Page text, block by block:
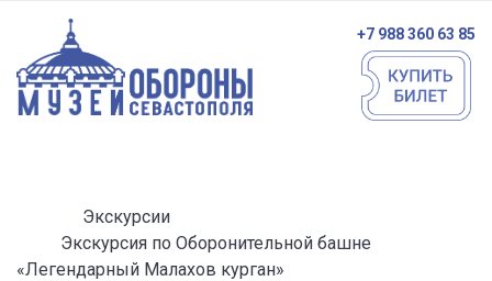
+7 988 360 63 85
Экскурсии
Экскурсия по Оборонительной башне
«Легендарный Малахов курган»